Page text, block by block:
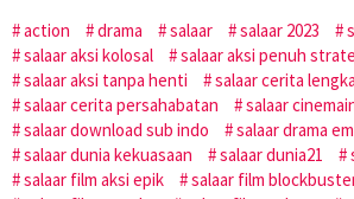
action
drama salaar salaar 2023
salaar aksi kolosal
salaar aksi penuh
salaar aksi tanpa henti
salaar cerita
salaar cerita persahabatan
salaar
salaar download sub indo
salaar drama
salaar dunia kekuasaan
salaar dunia21
salaar film aksi epik
salaar film